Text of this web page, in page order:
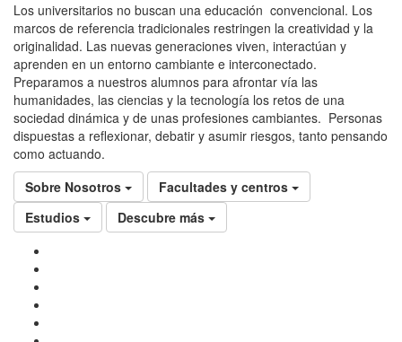
Los universitarios no buscan una educación convencional. Los
marcos de referencia tradicionales restringen la creatividad y la
originalidad. Las nuevas generaciones viven, interactúan y
aprenden en un entorno cambiante e interconectado.
Preparamos a nuestros alumnos para afrontar vía las
humanidades, las ciencias y la tecnología los retos de una
sociedad dinámica y de unas profesiones cambiantes. Personas
dispuestas a reflexionar, debatir y asumir riesgos, tanto pensando
como actuando.
Sobre Nosotros
Facultades y centros
Estudios
Descubre más